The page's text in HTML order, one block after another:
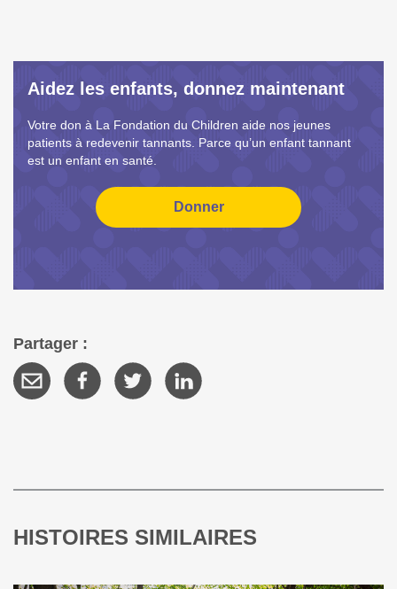
Aidez les enfants, donnez maintenant
Votre don à La Fondation du Children aide nos jeunes
patients à redevenir tannants. Parce qu’un enfant tannant
est un enfant en santé.
Partager :
HISTOIRES SIMILAIRES